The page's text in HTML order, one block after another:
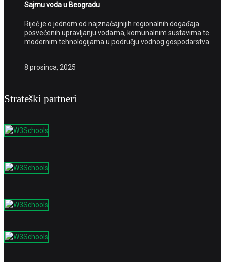
Sajmu voda u Beogradu
Riječ je o jednom od najznačajnijih regionalnih događaja
posvećenih upravljanju vodama, komunalnim sustavima te
modernim tehnologijama u području vodnog gospodarstva.
8 prosinca, 2025
Strateški partneri